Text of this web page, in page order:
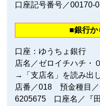
口座記号番号／
■銀行か
口座：ゆうちょ銀行
店名／ゼロイチハチ・
→「支店名」を読み出
店番／018 預金種目
6205675 口座名／『田